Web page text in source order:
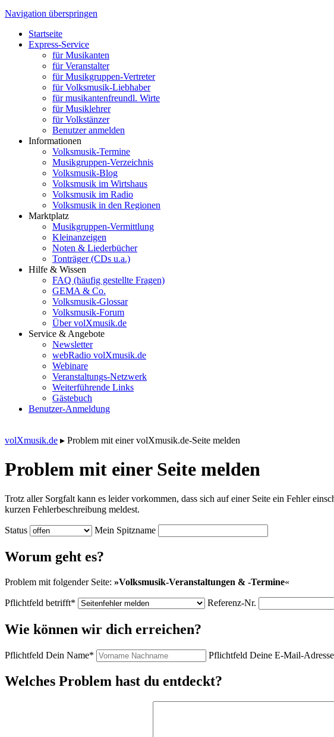
Navigation überspringen
Startseite
Express-Service
für Musikanten
für Veranstalter
für Musikgruppen-Vertreter
für Volksmusik-Liebhaber
für musikantenfreundl. Wirte
für Musiklehrer
für Volkstänzer
Benutzer anmelden
Informationen
Volksmusik-Termine
Musikgruppen-Verzeichnis
Volksmusik-Blog
Volksmusik im Wirtshaus
Volksmusik im Radio
Volksmusik in den Regionen
Marktplatz
Musikgruppen-Vermittlung
Kleinanzeigen
Noten & Liederbücher
Tonträger (CDs u.a.)
Hilfe & Wissen
FAQ (häufig gestellte Fragen)
GEMA & Co.
Volksmusik-Glossar
Volksmusik-Forum
Über volXmusik.de
Service & Angebote
Newsletter
webRadio volXmusik.de
Webinare
Veranstaltungs-Netzwerk
Weiterführende Links
Gästebuch
Benutzer-Anmeldung
volXmusik.de ▸ Problem mit einer volXmusik.de-Seite melden
Problem mit einer Seite melden
Trotz aller Sorgfalt kann es leider vorkommen, dass sich auf einer Seite ein Fehler
kurzen Fehlerbeschreibung meldest.
Status Mein Spitzname
Worum geht es?
Problem mit folgender Seite: »Volksmusik-Veranstaltungen & -Termine«
Pflichtfeld betrifft* Referenz-Nr.
Wie können wir dich erreichen?
Pflichtfeld Dein Name* Pflichtfeld Deine E-Mail-Adresse
Welches Problem hast du entdeckt?